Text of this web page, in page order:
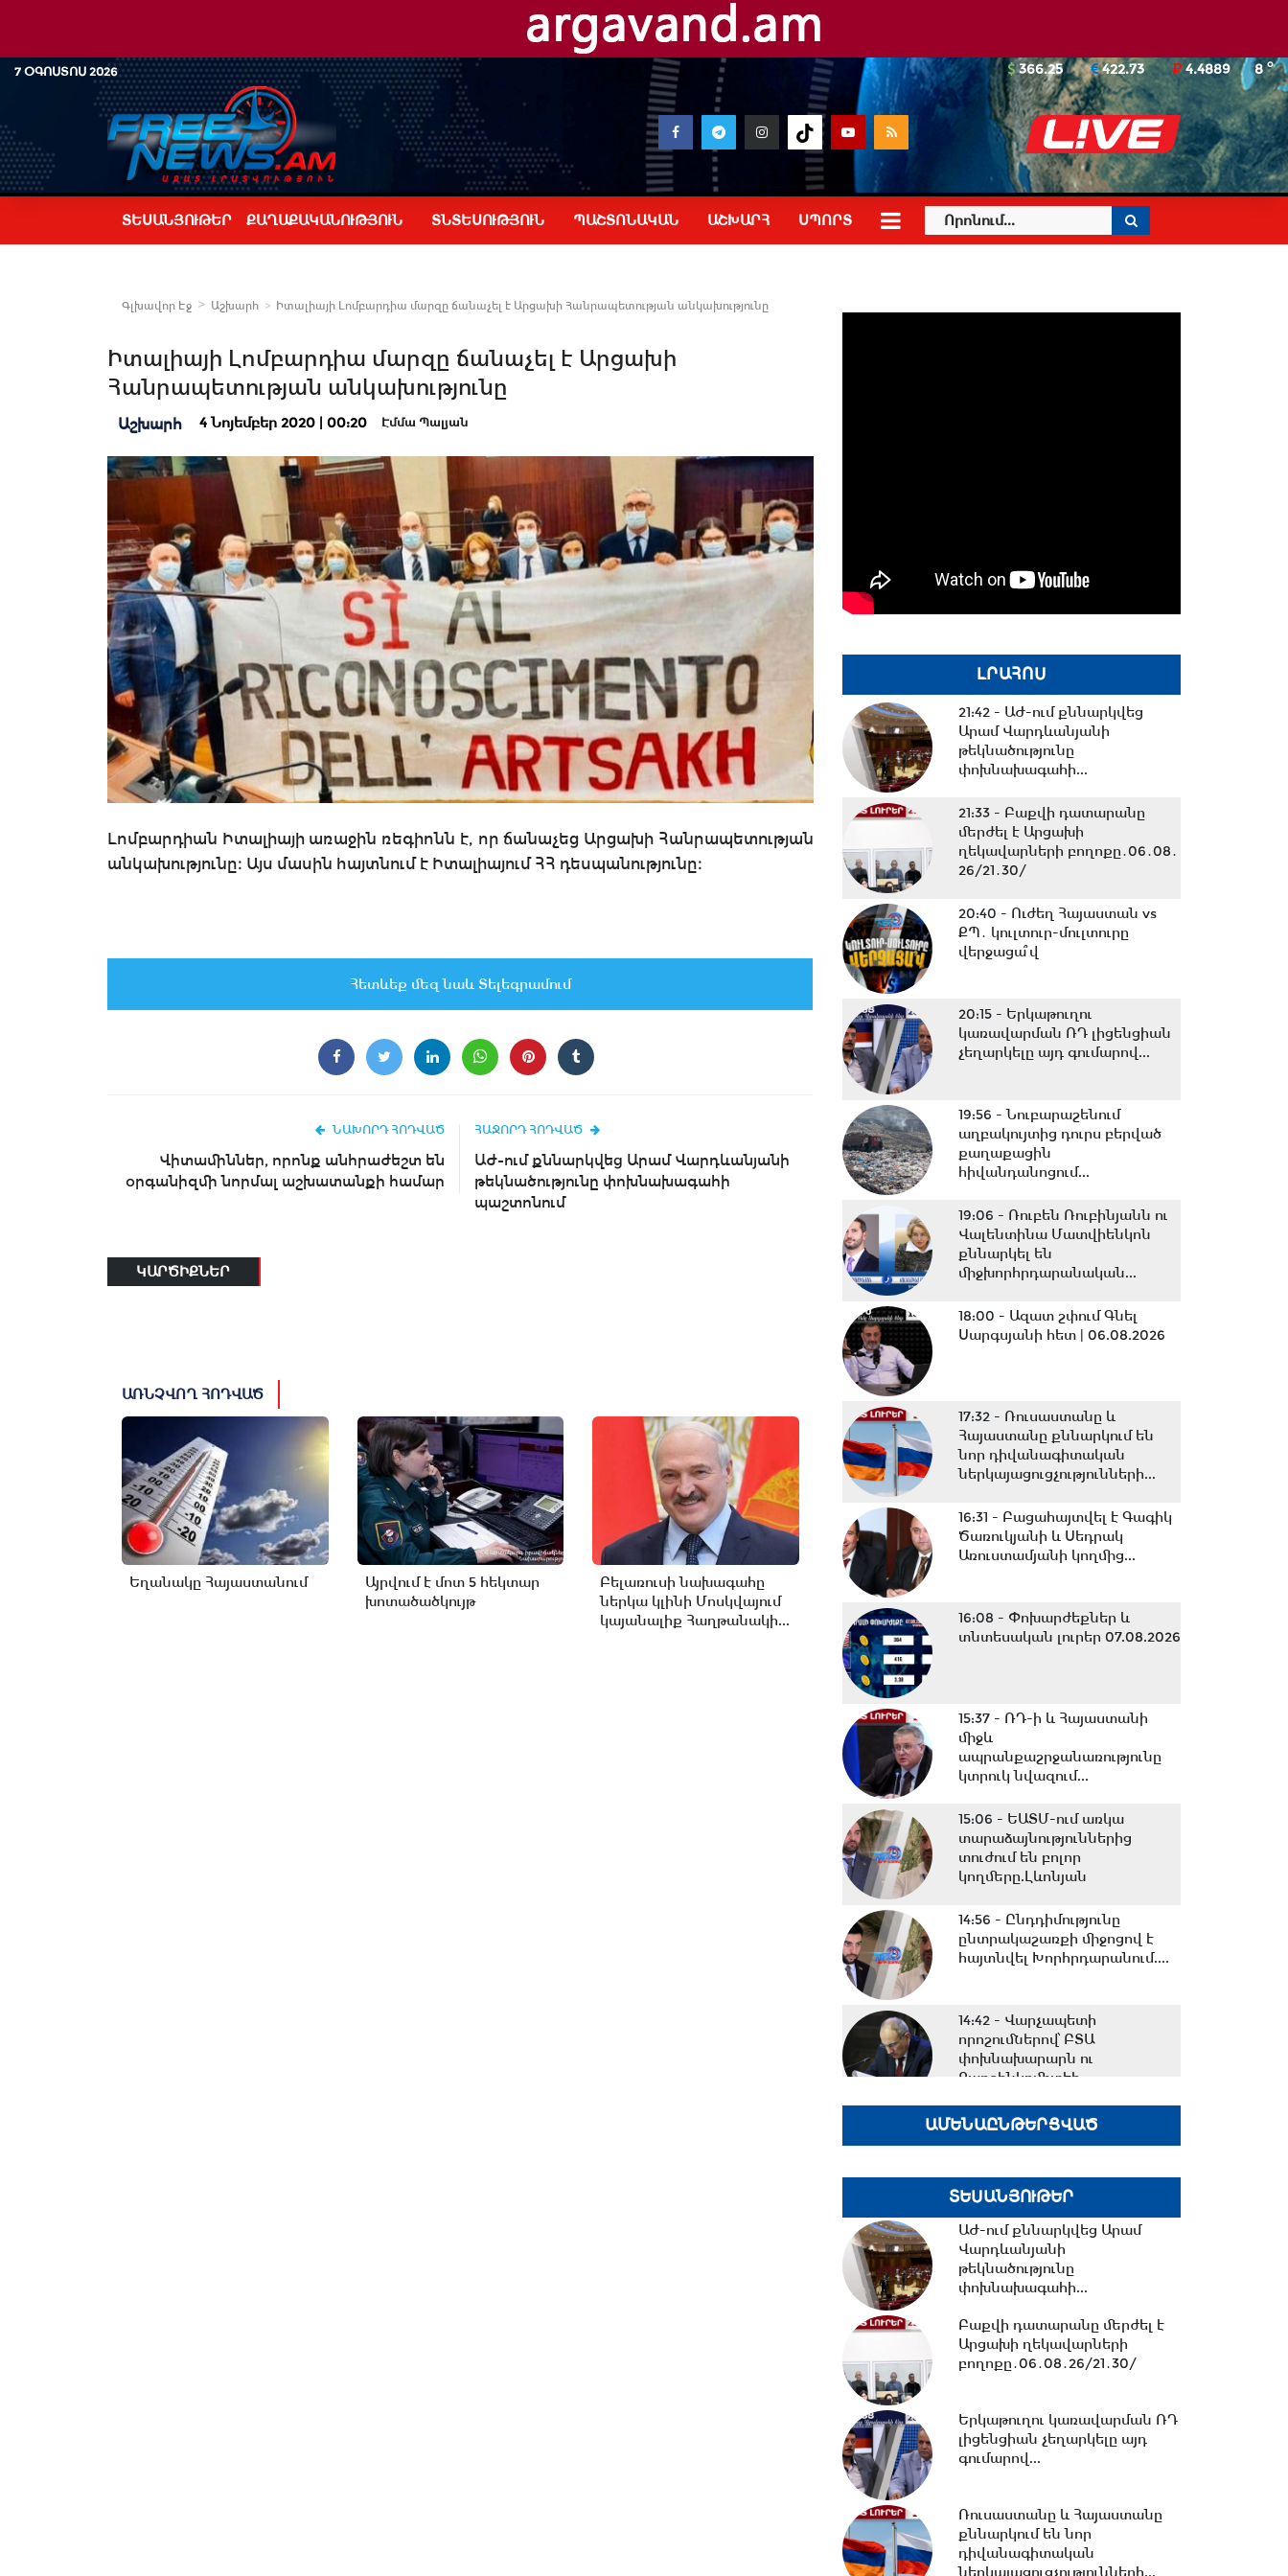
7 ՕԳՈՍՏՈՍ 2026 8o
366.25 422.73 4.4889
ՏԵՍԱՆՅՈՒԹԵՐ ՔԱՂԱՔԱԿԱՆՈՒԹՅՈՒՆ ՏՆՏԵՍՈՒԹՅՈՒՆ ՊԱՇՏՈՆԱԿԱՆ ԱՇԽԱՐՀ ՍՊՈՐՏ
Գլխավոր Էջ Աշխարհ Իտալիայի Լոմբարդիա մարզը ճանաչել է Արցախի Հանրապետության անկախությունը
Իտալիայի Լոմբարդիա մարզը ճանաչել է Արցախի
Հանրապետության անկախությունը
Աշխարհ 4 Նոյեմբեր 2020 | 00:20 Էմմա Պալյան
Լոմբարդիան Իտալիայի առաջին ռեգիոնն է, որ ճանաչեց Արցախի Հանրապետության
անկախությունը։ Այս մասին հայտնում է Իտալիայում ՀՀ դեսպանությունը։
Հետևեք մեզ նաև Տելեգրամում
ՆԱԽՈՐԴ ՀՈԴՎԱԾ
Վիտամիններ, որոնք անհրաժեշտ են
օրգանիզմի նորմալ աշխատանքի համար
ՀԱՋՈՐԴ ՀՈԴՎԱԾ
ԱԺ-ում քննարկվեց Արամ Վարդևանյանի
թեկնածությունը փոխնախագահի
պաշտոնում
ԿԱՐԾԻՔՆԵՐ
ԱՌՆՉՎՈՂ ՀՈԴՎԱԾ
Եղանակը Հայաստանում
Այրվում է մոտ 5 հեկտար
խոտածածկույթ
Բելառուսի նախագահը
ներկա կլինի Մոսկվայում
կայանալիք Հաղթանակի...
ԼՐԱՀՈՍ
21:42 - ԱԺ-ում քննարկվեց
Արամ Վարդևանյանի
թեկնածությունը
փոխնախագահի...
21:33 - Բաքվի դատարանը
մերժել է Արցախի
ղեկավարների բողոքը․06․08․
26/21․30/
20:40 - Ուժեղ Հայաստան vs
ՔՊ․ կուլտուր-մուլտուրը
վերջացա՞վ
20:15 - Երկաթուղու
կառավարման ՌԴ լիցենցիան
չեղարկելը այդ գումարով...
19:56 -Նուբարաշենում
աղբակույտից դուրս բերված
քաղաքացին
հիվանդանոցում...
19:06 - Ռուբեն Ռուբինյանն ու
Վալենտինա Մատվիենկոն
քննարկել են
միջխորհրդարանական...
18:00 - Ազատ շփում Գնել
Սարգսյանի հետ | 06.08.2026
17:32 - Ռուսաստանը և
Հայաստանը քննարկում են
նոր դիվանագիտական
ներկայացուցչությունների...
16:31 - Բացահայտվել է Գագիկ
Ծառուկյանի և Սեդրակ
Առուստամյանի կողմից...
16:08 - Փոխարժեքներ և
տնտեսական լուրեր 07.08.2026
15:37 - ՌԴ-ի և Հայաստանի
միջև
ապրանքաշրջանառությունը
կտրուկ նվազում...
15:06 - ԵԱՏՄ-ում առկա
տարաձայնություններից
տուժում են բոլոր
կողմերը.Լևոնյան
14:56 - Ընդդիմությունը
ընտրակաշառքի միջոցով է
հայտնվել Խորհրդարանում....
14:42 - Վարչապետի
որոշումներով՝ ԲՏԱ
փոխնախարարն ու
Քաղշինկոմիտեի...
14:23 - Քրիստիննե
հետախուզության...
14:09 -14 կիլոմետրից ավելի
նոր ջրագծեր. Արմավիրի
մարզի երեք համայնք՝...
13:38 -TRIPP-ի ՍԴ-ի
համապատասխանության
հարցը որոշելու վերաբերյալ...
13:27 -Շալվա Պապուաշվիլին
շնորհավորական ուղերձ է
հղել Ռուբեն Ռուբինյանին...
13:02 -ՀԷՑ-ը դառնալու է
պետական սեփականություն,
հանձնվելու է
ԱՄԵՆԱԸՆԹԵՐՑՎԱԾ
ՏԵՍԱՆՅՈՒԹԵՐ
ԱԺ-ում քննարկվեց Արամ
Վարդևանյանի
թեկնածությունը
փոխնախագահի...
Բաքվի դատարանը մերժել է
Արցախի ղեկավարների
բողոքը․06․08․26/21․30/
Երկաթուղու կառավարման ՌԴ
լիցենցիան չեղարկելը այդ
գումարով...
Ռուսաստանը և Հայաստանը
քննարկում են նոր
դիվանագիտական
ներկայացուցչությունների...